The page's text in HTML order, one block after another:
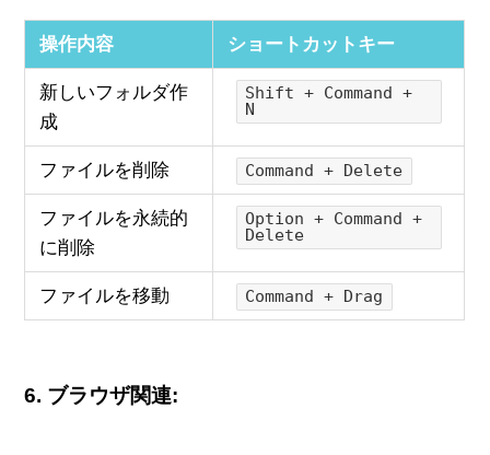
操作内容 ショートカットキー
新しいフォルダ作
成
Shift + Command +
N
ファイルを削除 Command + Delete
ファイルを永続的
に削除
Option + Command +
Delete
ファイルを移動 Command + Drag
6. ブラウザ関連: